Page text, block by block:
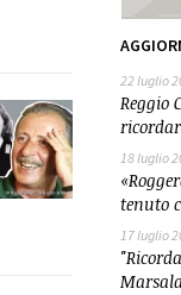
22 luglio
Reggio
18 luglio
tenuto
17 luglio